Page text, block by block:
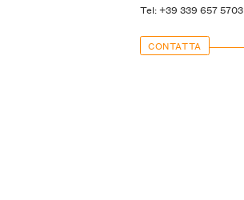
Tel: +39 339 657 5703
CONTATTA